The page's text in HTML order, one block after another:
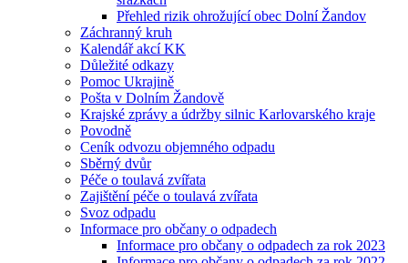
Přehled rizik ohrožující obec Dolní Žandov
Záchranný kruh
Kalendář akcí KK
Důležité odkazy
Pomoc Ukrajině
Pošta v Dolním Žandově
Krajské zprávy a údržby silnic Karlovarského kraje
Povodně
Ceník odvozu objemného odpadu
Sběrný dvůr
Péče o toulavá zvířata
Zajištění péče o toulavá zvířata
Svoz odpadu
Informace pro občany o odpadech
Informace pro občany o odpadech za rok 2023